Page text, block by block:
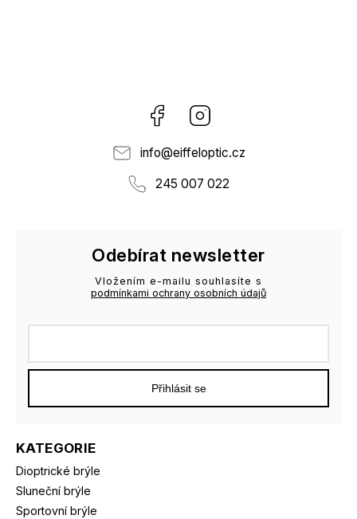
Facebook
info@eiffeloptic.cz
245 007 022
KATEGORIE
Dioptrické brýle
Sluneční brýle
Sportovní brýle
Odebírat newsletter
Vložením e-mailu souhlasíte s
podmínkami ochrany osobních údajů
Přihlásit se